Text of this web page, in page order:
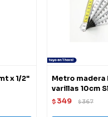
x 1/2"
Metro madera
varillas 10cm
$ 349 $367